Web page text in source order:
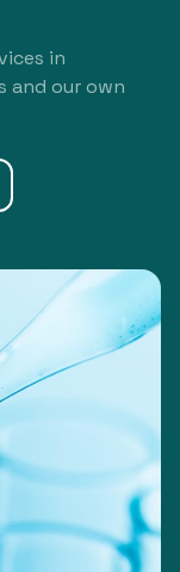
in
and our own